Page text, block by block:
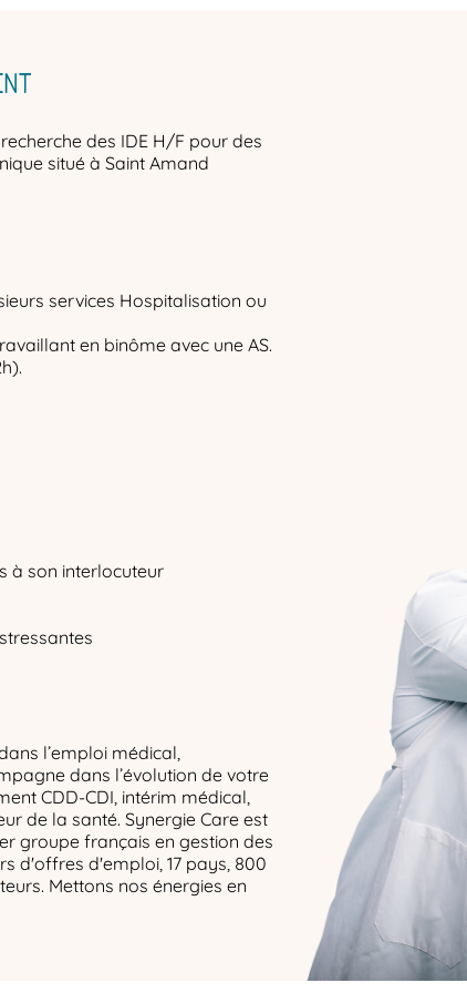
des IDE H/F pour des
situé à Saint Amand
services Hospitalisation ou
en binôme avec une AS.
à son interlocuteur
l’emploi médical,
dans l’évolution de votre
CDD-CDI, intérim médical,
de la santé. Synergie Care est
groupe français en gestion des
d'offres d'emploi, 17 pays, 800
Mettons nos énergies en